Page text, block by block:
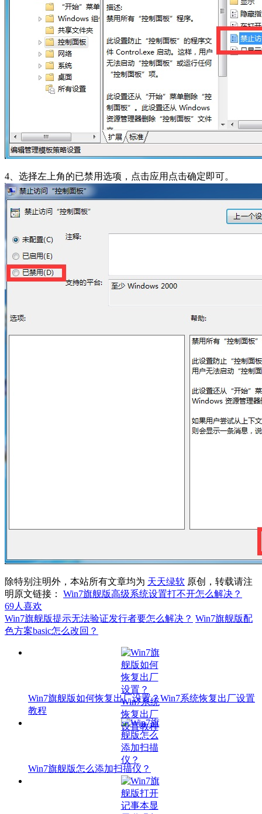
4、选择左上角的已禁用选项，点击应用点击确定即可。
除特别注明外，本站所有文章均为 天天绿软 原创，转载请注
明原文链接： Win7旗舰版高级系统设置打不开怎么解决？
69人喜欢
Win7旗舰版提示无法验证发行者要怎么解决？ Win7旗舰版配
色方案basic怎么改回？
Win7旗舰版如何恢复出厂设置？Win7系统恢复出厂设置
教程
Win7旗舰版怎么添加扫描仪？